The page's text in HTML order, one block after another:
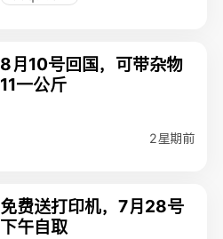
8月10号回国，可带杂物
11一公斤
2星期前
免费送打印机，7月28号
下午自取